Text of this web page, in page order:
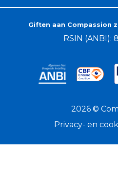
Giften aan Compassion
RSIN (ANBI):
2026 ©
Privacy- en